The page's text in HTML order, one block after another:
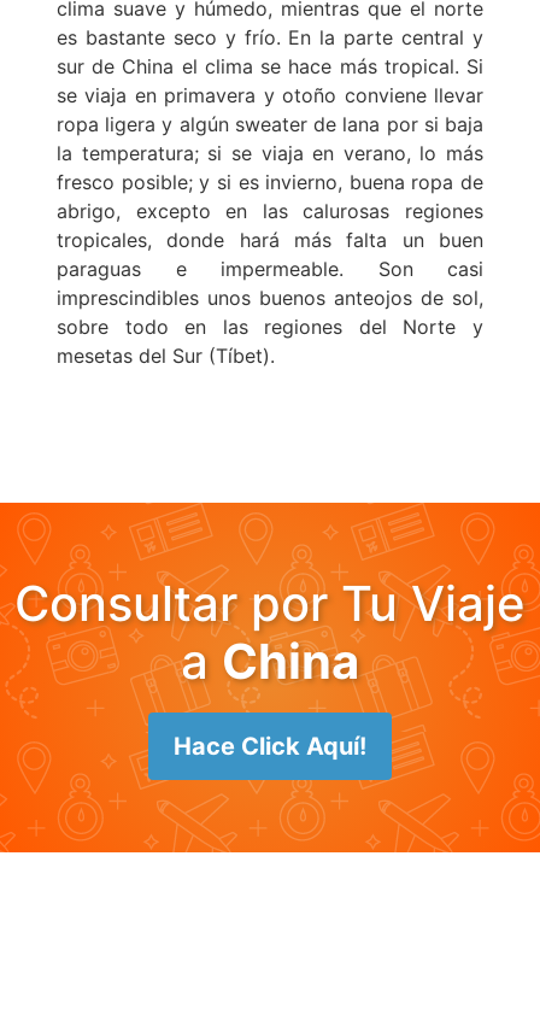
clima suave y húmedo, mientras que el norte
es bastante seco y frío. En la parte central y
sur de China el clima se hace más tropical. Si
se viaja en primavera y otoño conviene llevar
ropa ligera y algún sweater de lana por si baja
la temperatura; si se viaja en verano, lo más
fresco posible; y si es invierno, buena ropa de
abrigo, excepto en las calurosas regiones
tropicales, donde hará más falta un buen
paraguas e impermeable. Son casi
imprescindibles unos buenos anteojos de sol,
sobre todo en las regiones del Norte y
mesetas del Sur (Tíbet).
Consultar por Tu Viaje
a China
Hace Click Aquí!